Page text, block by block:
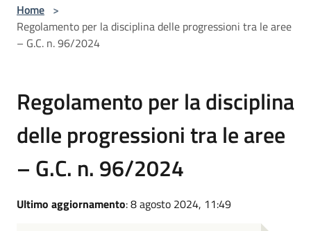
Home >
Regolamento per la disciplina delle progressioni tra le aree
– G.C. n. 96/2024
Regolamento per la disciplina
delle progressioni tra le aree
– G.C. n. 96/2024
Ultimo aggiornamento: 8 agosto 2024, 11:49